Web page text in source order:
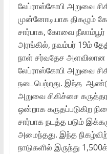
லேப்ராஸ்கோபி அறுவை
முன்னோடியாக திகழும்
சார்பாக, கோவை நீலாம்பூர்
அரங்கில், நவம்பர் 19ம்
நாள் சர்வதேச அளவிலான
லேப்ராஸ்கோபி அறுவை
நடைபெற்றது. இந்த
அறுவை சிகிச்சை
ஒன்றாக கருதப்படுகிற
சார்பாக நடத்த படும்
அமைந்தது. இந்த
நாடுகளில் இருந்து